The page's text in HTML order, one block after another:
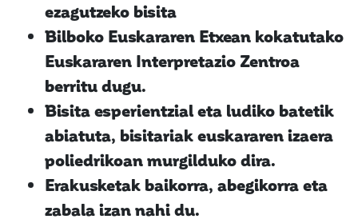
ezagutzeko bisita
Bilboko Euskararen Etxean kokatutako
Euskararen Interpretazio Zentroa
berritu dugu.
Bisita esperientzial eta ludiko batetik
abiatuta, bisitariak euskararen izaera
poliedrikoan murgilduko dira.
Erakusketak baikorra, abegikorra eta
zabala izan nahi du.